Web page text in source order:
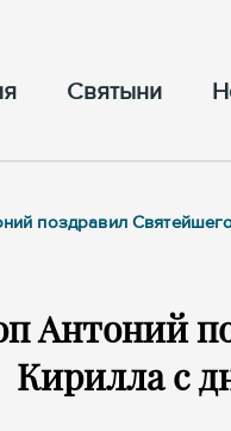
Cвятыни
поздравил
Антоний
Кирилла с